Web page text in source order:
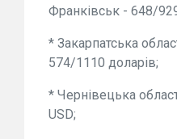
Франківськ - 648/
* Закарпатська
574/1110 доларів;
* Чернівецька
USD;